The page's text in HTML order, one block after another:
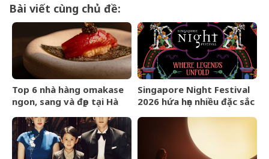
Bài viết cùng chủ đề:
Top 6 nhà hàng omakase
ngon, sang và đẹp tại Hà
thực Nhật Bản
Singapore Night Festival
2026 hứa hẹn nhiều đặc sắc